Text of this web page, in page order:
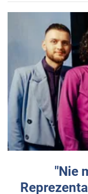
"Nie